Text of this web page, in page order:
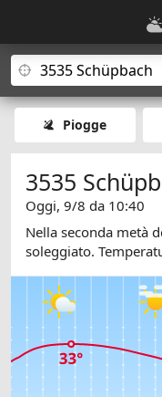
Piogge
3535
Oggi, 9/8 da 10:40
Nella seconda metà
soleggiato.